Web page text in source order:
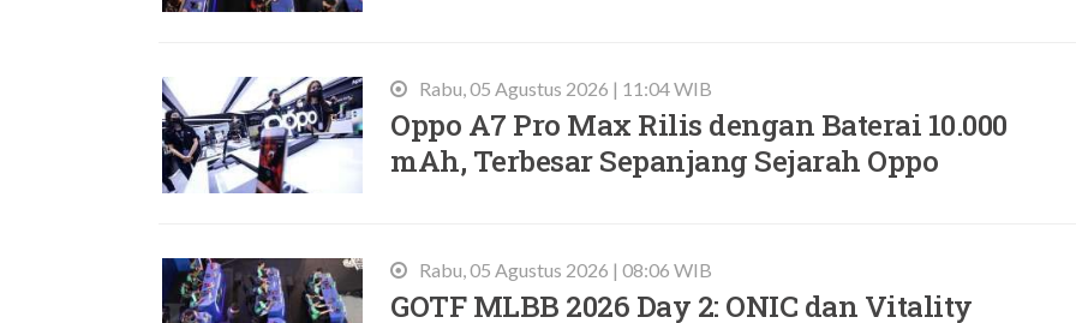
Rabu, 05 Agustus 2026 | 11:04 WIB
Oppo A7 Pro Max Rilis dengan Baterai 10.000
mAh, Terbesar Sepanjang Sejarah Oppo
Rabu, 05 Agustus 2026 | 08:06 WIB
GOTF MLBB 2026 Day 2: ONIC dan Vitality